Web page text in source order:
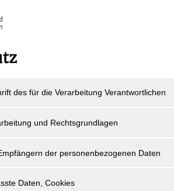
des für die Verarbeitung Verantwortlichen
und Rechtsgrundlagen
der personenbezogenen Daten
Daten, Cookies